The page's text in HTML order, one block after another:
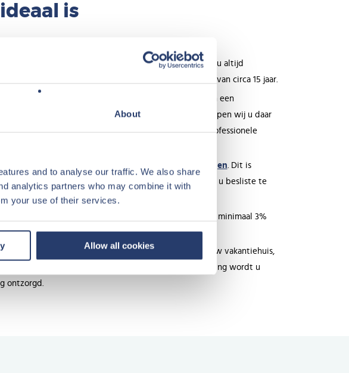
About
and to analyse our traffic. We also share
analytics partners who may combine it with
your use of their services.
Allow all cookies
is
Investeren in een vakantiehuis biedt u altijd
zekerheid. Zo ontvangt u een langjarig huurcontract van circa 15 jaar.
. Gaat u voor het eerst investeren in een
hulp van financiering
? Dan helpen wij u daar
Zo treden we op als oriëntatiepunt en ontvangt u professionele
huuruitkering zonder te veel belastingen. Dit is
van de bezetting van de recreatiewoning, waarin u besliste te
. Dit is ofwel 4,5% gegarandeerde huur, ofwel minimaal 3%
huur + een percentage van de totale verhuuromzet.
beheer
. Zowel het beheer als het onderhoud van uw vakantiehuis,
wij volledig op ons. Met een vakantiehuisje als investering wordt u
ontzorgd.